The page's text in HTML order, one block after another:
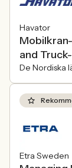
Havator
and
De Nordiska
Etra Sweden